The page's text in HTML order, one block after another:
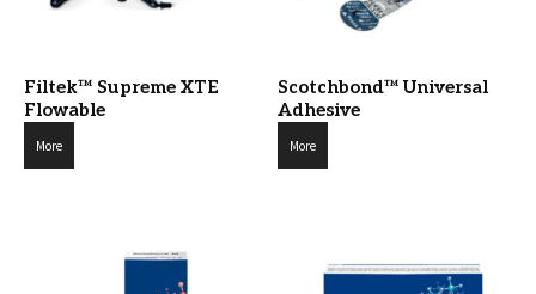
Filtek™ Supreme XTE
Flowable
More
Scotchbond™ Universal
Adhesive
More